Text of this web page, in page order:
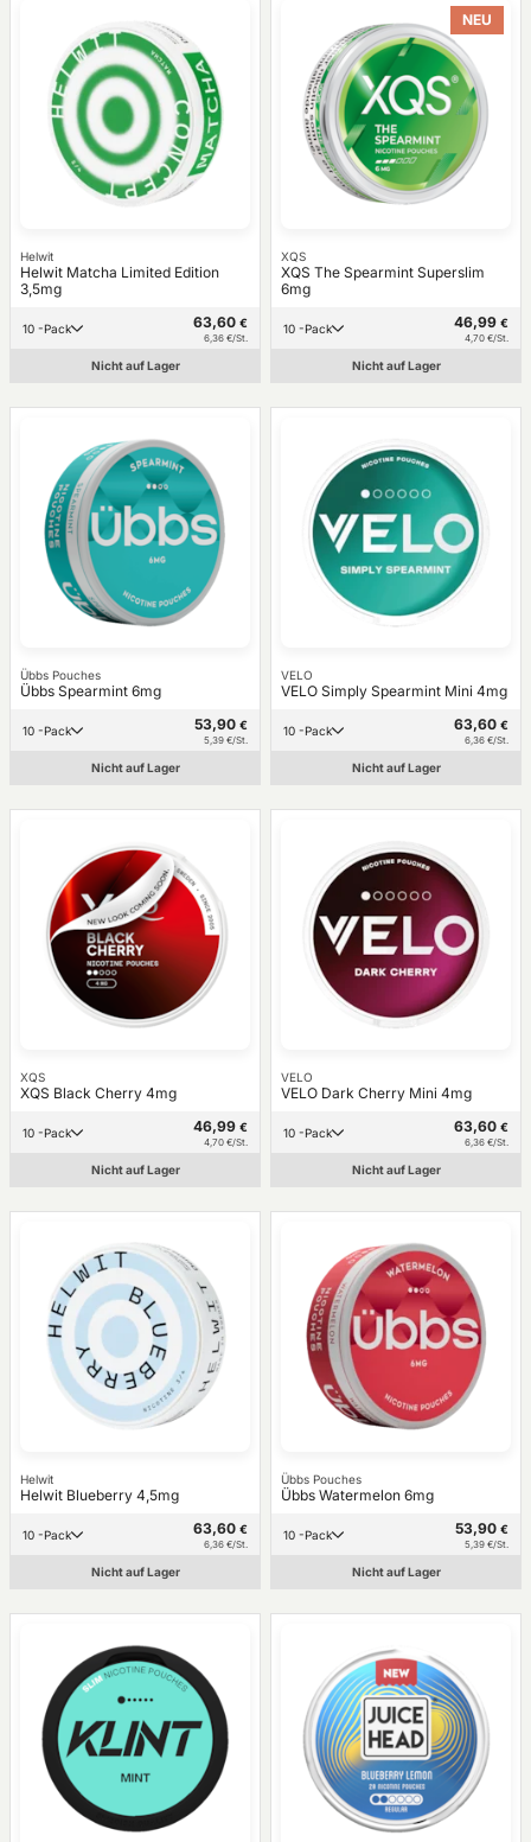
Helwit
Helwit Matcha Limited Edition
3,5mg
10 -Pack 63,60 €
6,36 €/St.
Nicht auf Lager
NEU
XQS
XQS The Spearmint Superslim
6mg
10 -Pack 46,99 €
4,70 €/St.
Nicht auf Lager
Übbs Pouches
Übbs Spearmint 6mg
10 -Pack 53,90 €
5,39 €/St.
Nicht auf Lager
VELO
VELO Simply Spearmint Mini 4mg
10 -Pack 63,60 €
6,36 €/St.
Nicht auf Lager
XQS
XQS Black Cherry 4mg
10 -Pack 46,99 €
4,70 €/St.
Nicht auf Lager
VELO
VELO Dark Cherry Mini 4mg
10 -Pack 63,60 €
6,36 €/St.
Nicht auf Lager
Helwit
Helwit Blueberry 4,5mg
10 -Pack 63,60 €
6,36 €/St.
Nicht auf Lager
Übbs Pouches
Übbs Watermelon 6mg
10 -Pack 53,90 €
5,39 €/St.
Nicht auf Lager